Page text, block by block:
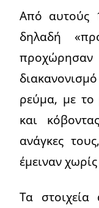
Από αυτούς
δηλαδή
ρεύμα, με το
και
ανάγκες
έμειναν
Τα στοιχεία